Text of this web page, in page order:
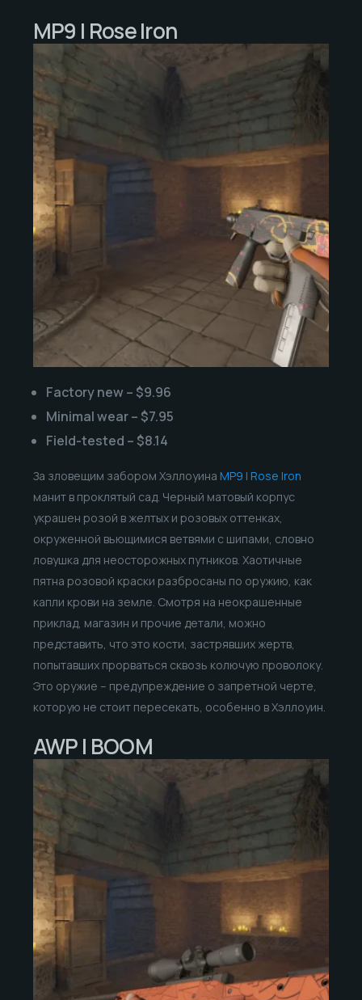
MP9 | Rose Iron
Factory new – $9.96
Minimal wear – $7.95
Field-tested – $8.14
За зловещим забором Хэллоуина MP9 | Rose Iron
манит в проклятый сад. Черный матовый корпус
украшен розой в желтых и розовых оттенках,
окруженной вьющимися ветвями с шипами, словно
ловушка для неосторожных путников. Хаотичные
пятна розовой краски разбросаны по оружию, как
капли крови на земле. Смотря на неокрашенные
приклад, магазин и прочие детали, можно
представить, что это кости, застрявших жертв,
попытавших прорваться сквозь колючую проволоку.
Это оружие – предупреждение о запретной черте,
которую не стоит пересекать, особенно в Хэллоуин.
AWP | BOOM